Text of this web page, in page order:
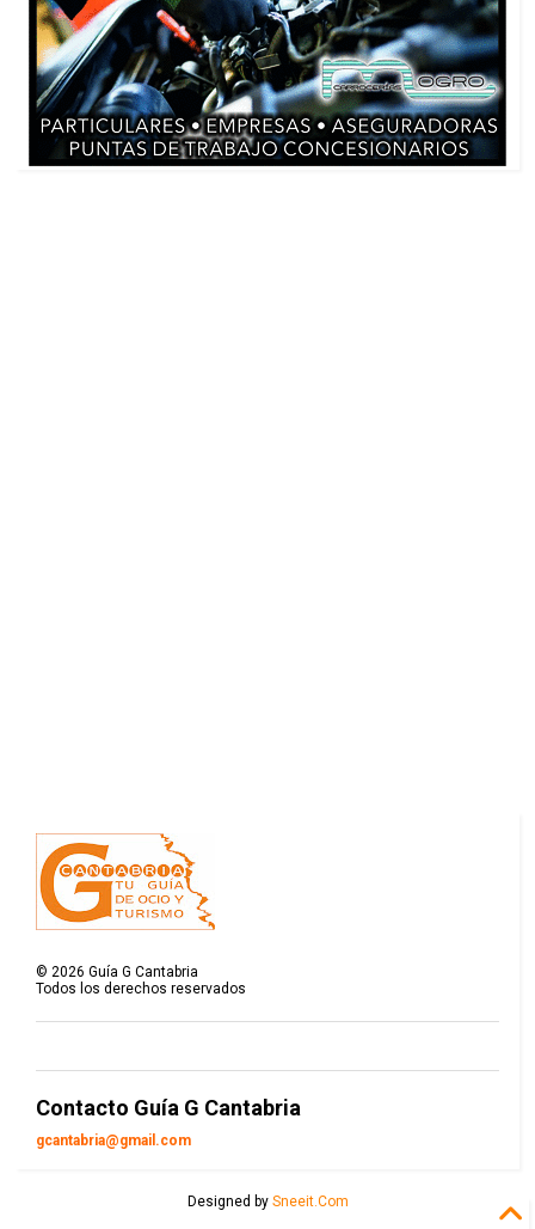
©2026 Guía G Cantabria
Todos los derechos reservados
Contacto Guía G Cantabria
gcantabria@gmail.com
Designed by Sneeit.Com